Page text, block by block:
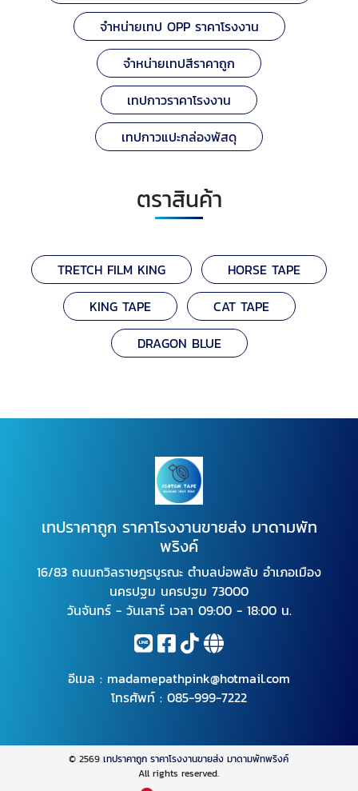
จำหน่ายเทป OPP ราคาโรงงาน
จำหน่ายเทปสีราคาถูก
เทปกาวราคาโรงงาน
เทปกาวแปะกล่องพัสดุ
ตราสินค้า
TRETCH FILM KING
HORSE TAPE
KING TAPE
CAT TAPE
DRAGON BLUE
เทปราคาถูก ราคาโรงงานขายส่ง มาดามพัท
พริงค์
16/83 ถนนถวิลราษฎรบูรณะ ตำบลบ่อพลับ อำเภอเมือง
นครปฐม นครปฐม 73000
วันจันทร์ - วันเสาร์ เวลา 09:00 - 18:00 น.
อีเมล : madamepathpink@hotmail.com
โทรศัพท์ : 085-999-7222
© 2569เทปราคาถูก ราคาโรงงานขายส่ง มาดามพัทพริงค์
All rights reserved.